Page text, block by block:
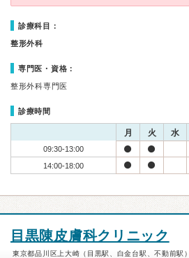
診療科目：
整形外科
専門医・資格：
整形外科専門医
診療時間
月 火 水
09:30-13:00
14:00-18:00
目黒陳皮膚科クリニック
東京都品川区上大崎（目黒駅、白金台駅、不動前駅）